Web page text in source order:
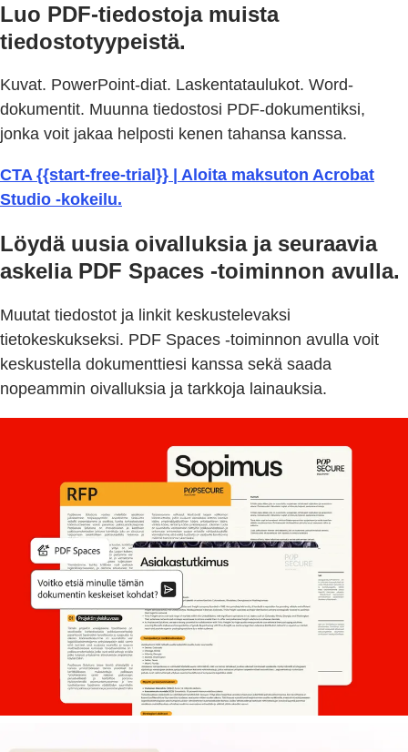
Luo PDF-tiedostoja muista
tiedostotyypeistä.
Kuvat. PowerPoint-diat. Laskentataulukot. Word-
dokumentit. Muunna tiedostosi PDF-dokumentiksi,
jonka voit jakaa helposti kenen tahansa kanssa.
CTA {{start-free-trial}} | Aloita maksuton Acrobat
Studio -kokeilu.
Löydä uusia oivalluksia ja seuraavia
askelia PDF Spaces -toiminnon avulla.
Muutat tiedostot ja linkit keskustelevaksi
tietokeskukseksi. PDF Spaces -toiminnon avulla voit
keskustella dokumenttiesi kanssa sekä saada
nopeammin oivalluksia ja tarkkoja lainauksia.